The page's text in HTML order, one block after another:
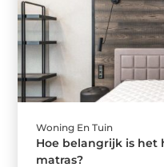
Woning En Tuin
Hoe belangrijk is het
matras?